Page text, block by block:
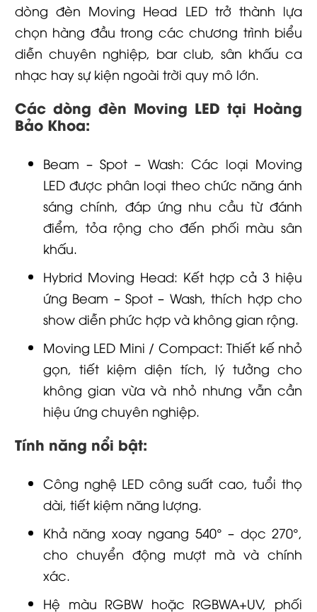
dòng đèn Moving Head LED trở thành lựa
chọn hàng đầu trong các chương trình biểu
diễn chuyên nghiệp, bar club, sân khấu ca
nhạc hay sự kiện ngoài trời quy mô lớn.
Các dòng đèn Moving LED tại Hoàng
Bảo Khoa:
Beam – Spot – Wash: Các loại Moving
LED được phân loại theo chức năng ánh
sáng chính, đáp ứng nhu cầu từ đánh
điểm, tỏa rộng cho đến phối màu sân
khấu.
Hybrid Moving Head: Kết hợp cả 3 hiệu
ứng Beam – Spot – Wash, thích hợp cho
show diễn phức hợp và không gian rộng.
Moving LED Mini / Compact: Thiết kế nhỏ
gọn, tiết kiệm diện tích, lý tưởng cho
không gian vừa và nhỏ nhưng vẫn cần
hiệu ứng chuyên nghiệp.
Tính năng nổi bật:
Công nghệ LED công suất cao, tuổi thọ
dài, tiết kiệm năng lượng.
Khả năng xoay ngang 540° – dọc 270°,
cho chuyển động mượt mà và chính
xác.
Hệ màu RGBW hoặc RGBWA+UV, phối